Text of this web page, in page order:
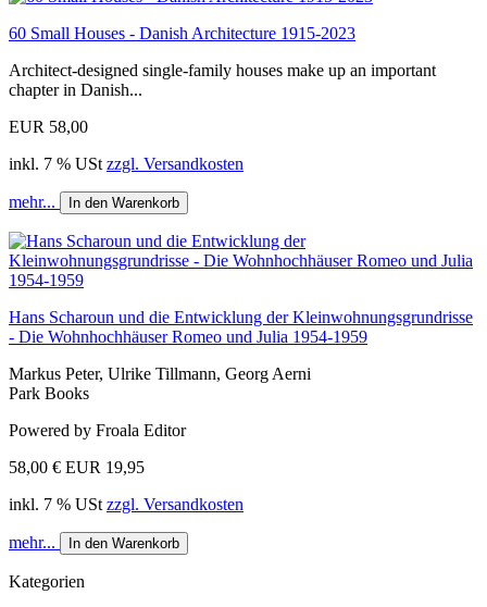
60 Small Houses - Danish Architecture 1915-2023
Architect-designed single-family houses make up an important
chapter in Danish...
EUR 58,00
inkl. 7 % USt zzgl. Versandkosten
mehr... In den Warenkorb
Hans Scharoun und die Entwicklung der Kleinwohnungsgrundrisse
- Die Wohnhochhäuser Romeo und Julia 1954-1959
Markus Peter, Ulrike Tillmann, Georg Aerni
Park Books
Powered by Froala Editor
58,00 € EUR 19,95
inkl. 7 % USt zzgl. Versandkosten
mehr... In den Warenkorb
Kategorien